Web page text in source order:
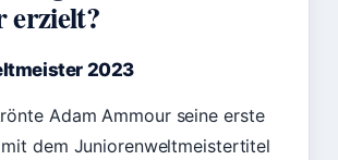
erzielt?
2023
Adam Ammour seine erste
mit dem Juniorenweltmeistertitel